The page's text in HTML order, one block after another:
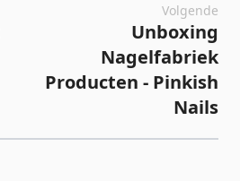
Volgende
Unboxing
Nagelfabriek
Producten - Pinkish
Nails